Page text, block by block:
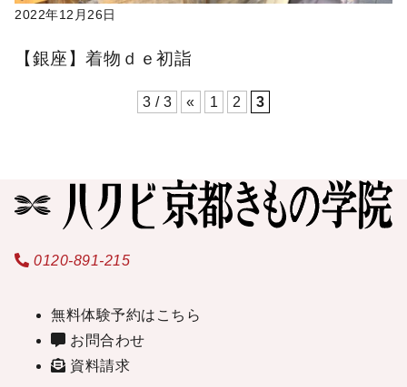
2022年12月26日
【銀座】着物ｄｅ初詣
3 / 3 « 1 2 3
0120-891-215
無料体験予約はこちら
お問合わせ
資料請求